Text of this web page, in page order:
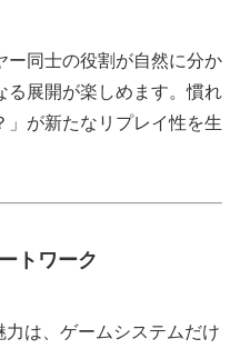
ー同士の役割が自然に分か
る展開が楽しめます。慣れ
」が新たなリプレイ性を生
トワーク
力は、ゲームシステムだけ